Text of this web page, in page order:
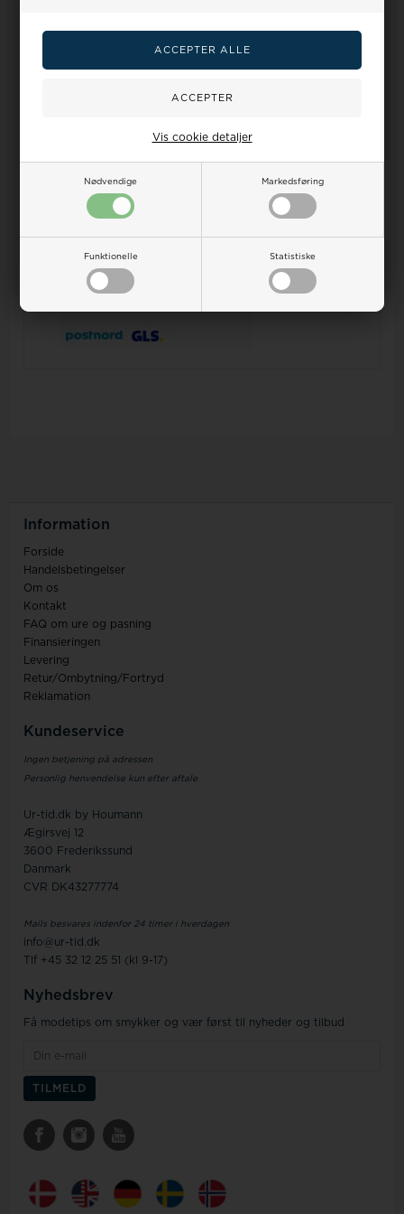
Nødvendige Markedsføring
Funktionelle Statistiske
Vis cookie detaljer
fordele
på ure
Dansk Webshop - vi sender
fra Danmark!
Kundeservice hverdage fra kl 9-17 Tlf.:32 122 551 E-
100 dages returret på alle ubrugte varer
Prisgaranti, vi matcher alle priser -
læs mere her
mere her - en del Houmann's webshops
Information
Forside
Handelsbetingelser
Om os
Kontakt
FAQ om ure og pasning
Finansieringen
Levering
Retur/Ombytning/Fortryd
Reklamation
Kundeservice
Ingen betjening på adressen
Personlig henvendelse kun efter aftale
Ur-tid.dk by Houmann
Ægirsvej 12
3600 Frederikssund
Danmark
CVR DK43277774
Mails besvares indenfor 24 timer i hverdagen
info@ur-tid.dk
Tlf +45 32 12 25 51 (kl 9-17)
Nyhedsbrev
Få modetips om smykker og vær først til nyheder og tilbud